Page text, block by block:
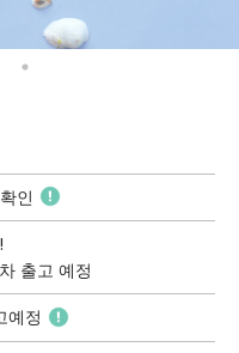
인
출고 예정
예정